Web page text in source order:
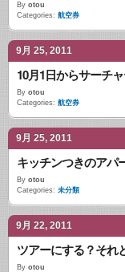
By otou
Categories: 航空券
9月 25, 2011
10月1日からサーチ
By otou
Categories: 航空券
9月 25, 2011
キッチンつきのアパ
By otou
Categories: 未分類
9月 22, 2011
ツアーにする？それ
By otou